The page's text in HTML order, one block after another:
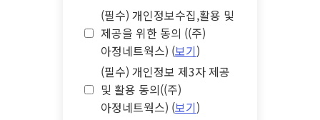
(필수) 개인정보수집,활용 및
제공을 위한 동의 ((주)
아정네트웍스) (보기)
(필수) 개인정보 제3자 제공
및 활용 동의((주)
아정네트웍스) (보기)